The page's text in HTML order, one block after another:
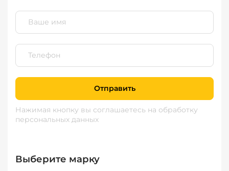
Отправить
Нажимая кнопку вы соглашаетесь на обработку
персональных данных
Выберите марку